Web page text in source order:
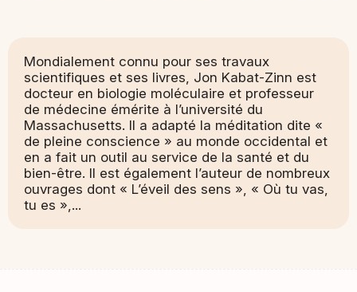
Mondialement connu pour ses travaux
scientifiques et ses livres, Jon Kabat-Zinn est
docteur en biologie moléculaire et professeur
de médecine émérite à l’université du
Massachusetts. Il a adapté la méditation dite «
de pleine conscience » au monde occidental et
en a fait un outil au service de la santé et du
bien-être. Il est également l’auteur de nombreux
ouvrages dont « L’éveil des sens », « Où tu vas,
tu es »,...